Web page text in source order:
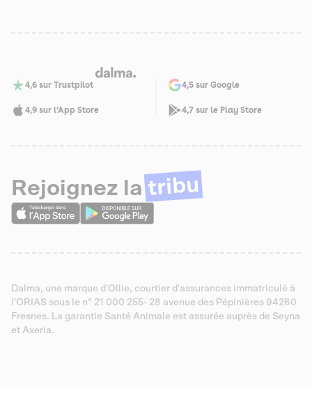
4,6 sur Trustpilot 4,5 sur Google
4,9 sur l’App Store 4,7 sur le Play Store
Rejoignez la tribu
Dalma, une marque d'Ollie, courtier d'assurances immatriculé à
l'ORIAS sous le n° 21 000 255- 28 avenue des Pépinières 94260
Fresnes. La garantie Santé Animale est assurée auprès de Seyna
et Axeria.